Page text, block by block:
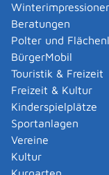
Beratungen
Polter und
BürgerMobil
Touristik & Freizeit
Freizeit & Kultur
Kinderspielplätze
Sportanlagen
Vereine
Kultur
Vertiefende
von der
Rechtsgrundlage
§ 39
(Ausübung
Anlage 4 -
(WG)
bestimmten